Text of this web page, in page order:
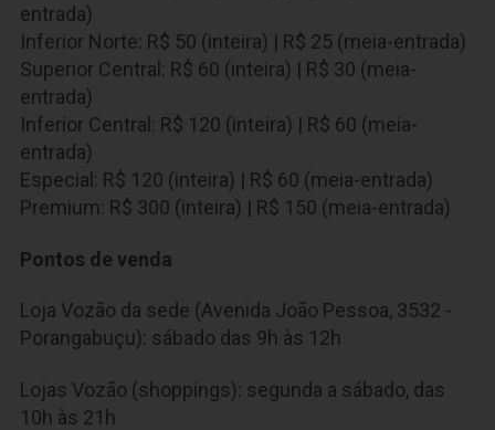
entrada)
Inferior Norte: R$ 50 (inteira) | R$ 25 (meia-entrada)
Superior Central: R$ 60 (inteira) | R$ 30 (meia-
entrada)
Inferior Central: R$ 120 (inteira) | R$ 60 (meia-
entrada)
Especial: R$ 120 (inteira) | R$ 60 (meia-entrada)
Premium: R$ 300 (inteira) | R$ 150 (meia-entrada)
Pontos de venda
Loja Vozão da sede (Avenida João Pessoa, 3532 -
Porangabuçu): sábado das 9h às 12h
Lojas Vozão (shoppings): segunda a sábado, das
10h às 21h